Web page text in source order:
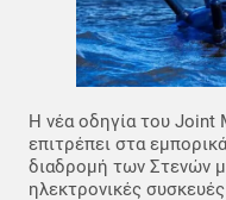
Η νέα οδηγία του Joint
επιτρέπει στα
διαδρομή των Στενών
ηλεκτρονικές